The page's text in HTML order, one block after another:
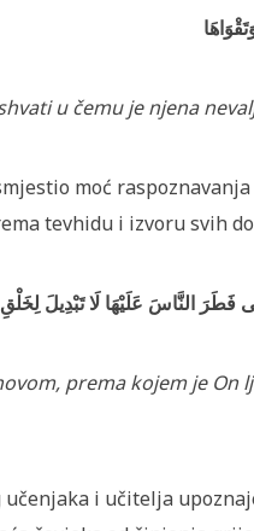
u čemu je njena
moć
tevhidu i izvoru svih
فَطَرَ النَّاسَ عَلَيْهَا لَا تَبْدِيلَ لِخَلْقِ
prema kojem je On
i učitelja